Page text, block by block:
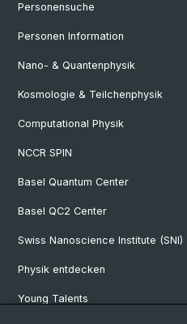
Personensuche
Personen Information
Nano- & Quantenphysik
Kosmologie & Teilchenphysik
Computational Physik
NCCR SPIN
Basel Quantum Center
Basel QC2 Center
Swiss Nanoscience Institute (SNI)
Physik entdecken
Young Talents